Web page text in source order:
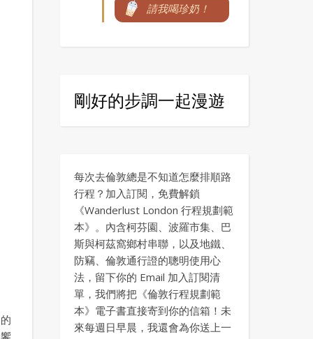
請我喝珍奶！
剛好的步調一起漫遊
每次去倫敦總是不知道怎麼排順路
行程？加入訂閱，免費解鎖
《Wanderlust London 行程規劃範
本》。內含柯芬園、波羅市集、巴
斯與柯茲窩鄉村串聯，以及地鐵、
防竊、倫敦通行證的聰明使用心
法，留下你的 Email 加入訂閱清
單，我們將把《倫敦行程規劃範
本》電子書直接寄到你的信箱！未
來每週日早晨，我還會為你送上一